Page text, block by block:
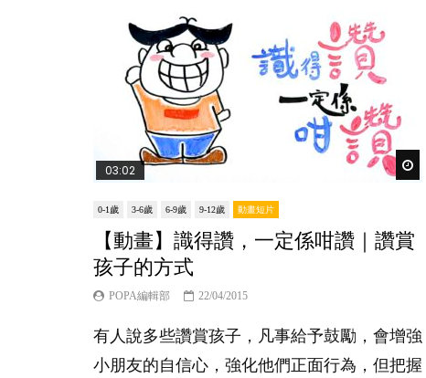
03:02
0-1歲 3-6歲 6-9歲 9-12歲 動畫短片
【動畫】識得讚，一定係咁讚｜讚賞
孩子的方式
POPA編輯部 22/04/2015
有人說多些讚賞孩子，凡事給予鼓勵，會增強
小朋友的自信心，強化他們正面行為，但把握